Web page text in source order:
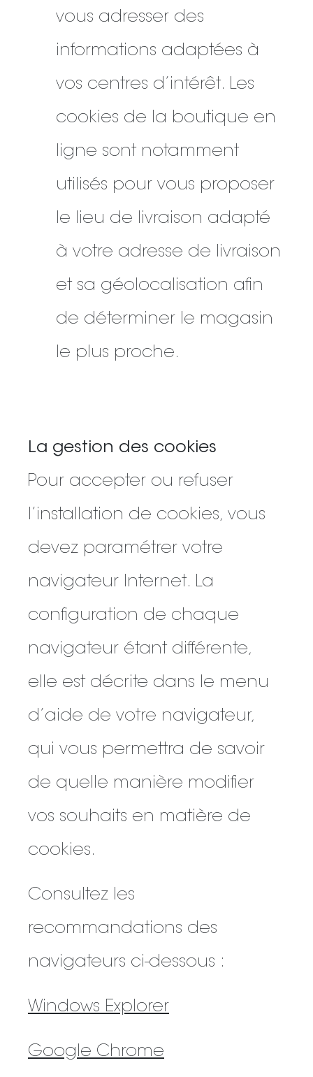
vous adresser des
informations adaptées à
vos centres d’intérêt. Les
cookies de la boutique en
ligne sont notamment
utilisés pour vous proposer
le lieu de livraison adapté
à votre adresse de livraison
et sa géolocalisation afin
de déterminer le magasin
le plus proche.
La gestion des cookies
Pour accepter ou refuser
l’installation de cookies, vous
devez paramétrer votre
navigateur Internet. La
configuration de chaque
navigateur étant différente,
elle est décrite dans le menu
d’aide de votre navigateur,
qui vous permettra de savoir
de quelle manière modifier
vos souhaits en matière de
cookies.
Consultez les
recommandations des
navigateurs ci-dessous :
Windows Explorer
Google Chrome